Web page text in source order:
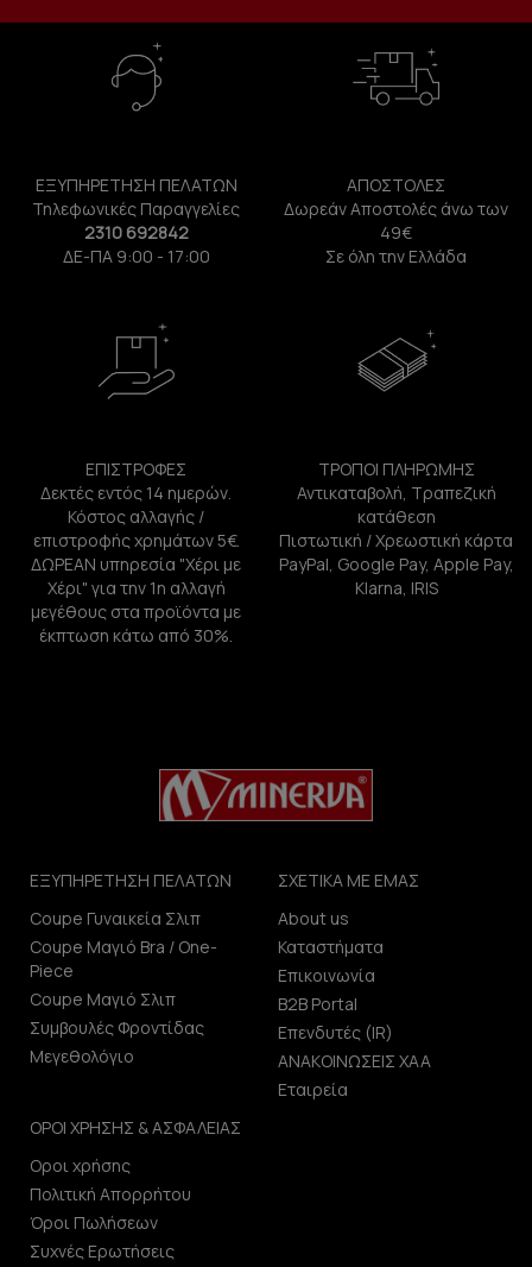
ΕΞΥΠΗΡΕΤΗΣΗ ΠΕΛΑΤΩΝ
Τηλεφωνικές Παραγγελίες
2310 692842
ΔΕ-ΠΑ 9:00 - 17:00
ΑΠΟΣΤΟΛΕΣ
Δωρεάν Αποστολές άνω των
49€
Σε όλη την Ελλάδα
ΕΠΙΣΤΡΟΦΕΣ
Δεκτές εντός 14 ημερών.
Κόστος αλλαγής /
επιστροφής χρημάτων 5€.
ΔΩΡΕΑΝ υπηρεσία "Χέρι με
Χέρι" για την 1η αλλαγή
μεγέθους στα προϊόντα με
έκπτωση κάτω από 30%.
ΤΡΟΠΟΙ ΠΛΗΡΩΜΗΣ
Αντικαταβολή, Τραπεζική
κατάθεση
Πιστωτική / Χρεωστική κάρτα
PayPal, Google Pay, Apple Pay,
Klarna, IRIS
ΕΞΥΠΗΡΕΤΗΣΗ ΠΕΛΑΤΩΝ
Coupe Γυναικεία Σλιπ
Coupe Μαγιό Bra / One-
Piece
Coupe Μαγιό Σλιπ
Συμβουλές Φροντίδας
Μεγεθολόγιο
ΣΧΕΤΙΚΑ ΜΕ ΕΜΑΣ
About us
Καταστήματα
Επικοινωνία
B2B Portal
Επενδυτές (IR)
ΑΝΑΚΟΙΝΩΣΕΙΣ ΧΑΑ
Εταιρεία
ΟΡΟΙ ΧΡΗΣΗΣ & ΑΣΦΑΛΕΙΑΣ
Οροι χρήσης
Πολιτική Απορρήτου
Όροι Πωλήσεων
Συχνές Ερωτήσεις